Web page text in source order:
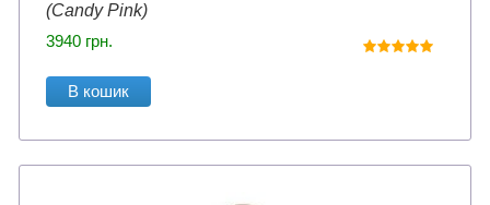
(Candy Pink)
3940 грн.
В кошик